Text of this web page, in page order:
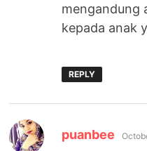
mengandung
kepada anak
REPLY
puanbee